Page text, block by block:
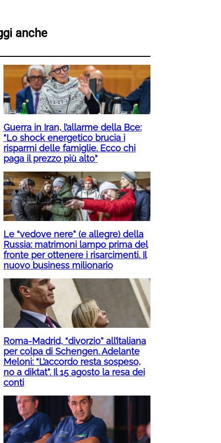
anche
Guerra in Iran, l’allarme della Bce:
“Lo shock energetico brucia i
risparmi delle famiglie. Ecco chi
paga il prezzo più alto”
Le “vedove nere” (e allegre) della
Russia: matrimoni lampo prima del
fronte per ottenere i risarcimenti. Il
nuovo business milionario
Roma-Madrid, “divorzio” all’italiana
per colpa di Schengen. Adelante
Meloni: “L’accordo resta sospeso,
no a diktat”. Il 15 agosto la resa dei
conti